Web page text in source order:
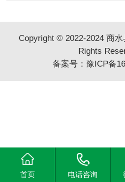
Copyright © 2022-2024 商
Rights
备案号： 豫ICP备
首页 电话咨询